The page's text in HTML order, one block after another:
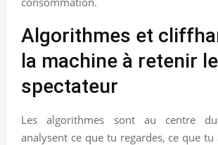
Algorithmes et
la machine à retenir le
spectateur
Les algorithmes sont au centre
analysent ce que tu regardes, ce que tu